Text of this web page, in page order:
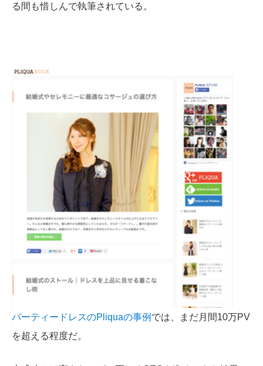
る間も惜しんで執筆されている。
パーティードレスのPliquaの事例 では、まだ月間10万PV
を超える程度だ。